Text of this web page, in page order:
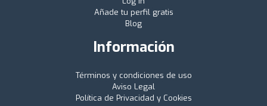
Añade tu perfil gratis
Blog
Información
Términos y condiciones de uso
Aviso Legal
Política de Privacidad y Cookies